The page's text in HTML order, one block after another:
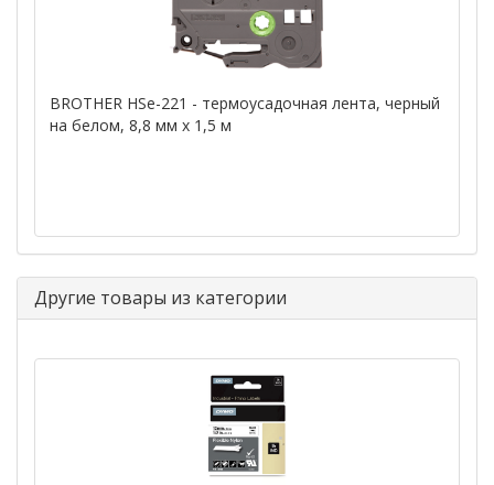
BROTHER HSe-221 - термоусадочная лента, черный
на белом, 8,8 мм х 1,5 м
Другие товары из категории